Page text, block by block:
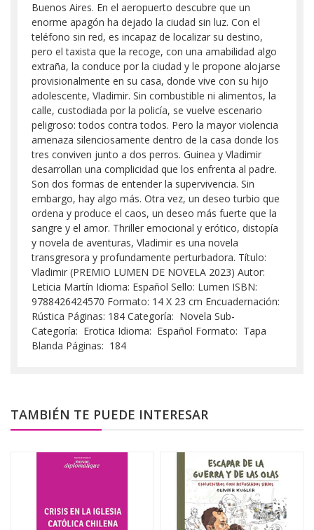
Buenos Aires. En el aeropuerto descubre que un
enorme apagón ha dejado la ciudad sin luz. Con el
teléfono sin red, es incapaz de localizar su destino,
pero el taxista que la recoge, con una amabilidad algo
extraña, la conduce por la ciudad y le propone alojarse
provisionalmente en su casa, donde vive con su hijo
adolescente, Vladimir. Sin combustible ni alimentos, la
calle, custodiada por la policía, se vuelve escenario
peligroso: todos contra todos. Pero la mayor violencia
amenaza silenciosamente dentro de la casa donde los
tres conviven junto a dos perros. Guinea y Vladimir
desarrollan una complicidad que los enfrenta al padre.
Son dos formas de entender la supervivencia. Sin
embargo, hay algo más. Otra vez, un deseo turbio que
ordena y produce el caos, un deseo más fuerte que la
sangre y el amor. Thriller emocional y erótico, distopía
y novela de aventuras, Vladimir es una novela
transgresora y profundamente perturbadora. Título:
Vladimir (PREMIO LUMEN DE NOVELA 2023) Autor:
Leticia Martín Idioma: Español Sello: Lumen ISBN:
9788426424570 Formato: 14 X 23 cm Encuadernación:
Rústica Páginas: 184 Categoría: Novela Sub-
Categoría: Erotica Idioma: Español Formato: Tapa
Blanda Páginas: 184
TAMBIÉN TE PUEDE INTERESAR